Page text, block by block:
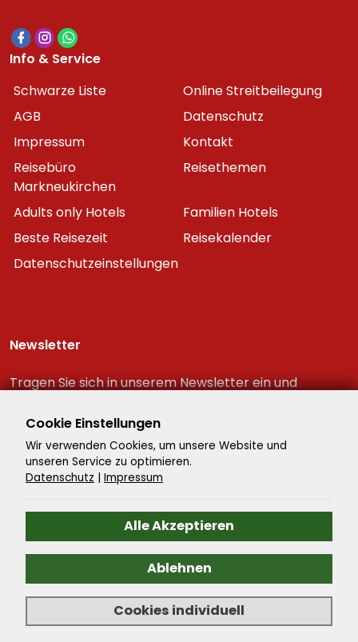
Info & Service
Schwarze Liste
Online Streitbeilegung
AGB
Datenschutz
Impressum
Kontakt
Reisebüro
Markneukirchen
Reisethemen
Adults only Hotels
Familien Hotels
Beste Reisezeit
Reisekalender
Datenschutzeinstellungen
Newsletter
Tragen Sie sich in unserem Newsletter ein und
Reiseschnäppchen!
2026- Reisenavigator - Alle Rechte vorbehalten. -
Reiseportalby ATeO-CMS.Travel
Cookie Einstellungen
Wir verwenden Cookies, um unsere Website und
unseren Service zu optimieren.
Datenschutz | Impressum
Alle Akzeptieren
Ablehnen
Cookies individuell